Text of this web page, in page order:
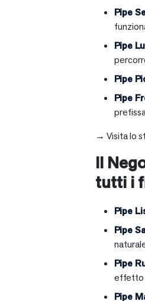
Pipe
Pipe
Pipe
Pipe
→ Visita lo
Il
tutti i
Pipe
Pipe
Pipe
effetto
Pipe